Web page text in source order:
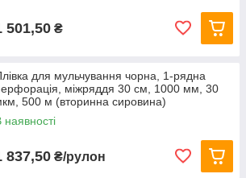
501,50 ₴
для мульчування чорна, 1-рядна
міжряддя 30 см, 1000 мм, 30
500 м (вторинна сировина)
наявності
837,50 ₴/рулон